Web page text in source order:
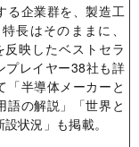
る企業群を、製造工
長はそのままに、
反映したベストセラ
プレイヤー38社も詳
「半導体メーカーと
語の解説」「世界と
状況」も掲載。